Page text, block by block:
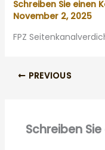
Schreiben Sie einen
November 2, 2025
FPZ
PREVIOUS
Schreiben